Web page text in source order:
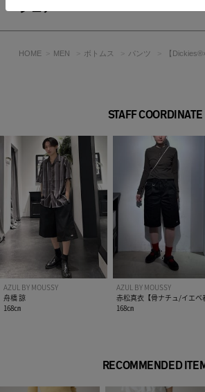
透け感：なし
裏 地：なし
光沢感：なし
※レディースのリミテッドエディションア
名の表記が異なるアイテムがありますが
いるため色の見え方は同一です。
※画像の商品はサンプルです。実際の商
異なる場合があります。
※画像の商品は光の照射や角度、お使い
り、実物と色味が異なる場合がございます。
※着用、お取り扱いの際は、アテンショ
シェア
HOME MEN ボトムス パンツ 【
STAFF COORDINATE
AZUL BY MOUSSY
舟橋 諒
168㎝
AZUL BY MOUSSY
赤松真衣【骨ナチュ/イエベ
168㎝
RECOMMENDED